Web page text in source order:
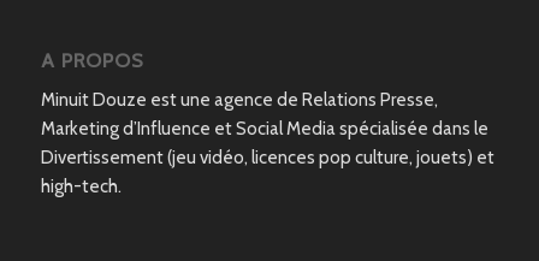
A PROPOS
Minuit Douze est une agence de Relations Presse,
Marketing d’Influence et Social Media spécialisée dans le
Divertissement (jeu vidéo, licences pop culture, jouets) et
high-tech.